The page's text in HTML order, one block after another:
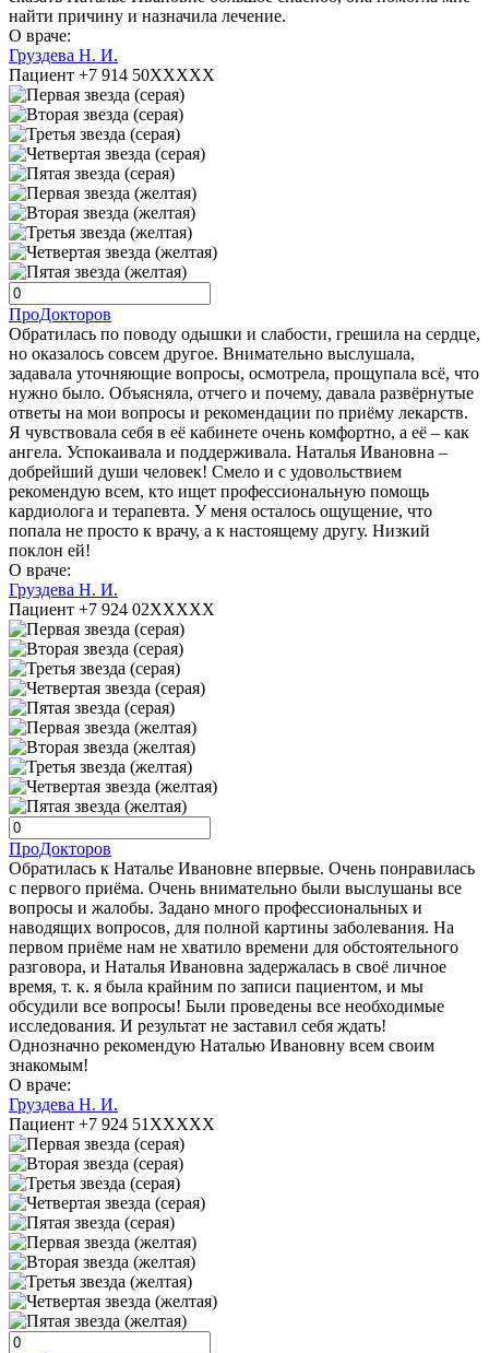
найти причину и назначила лечение.
О враче:
Груздева Н. И.
Пациент +7 914 50XXXXX
ПроДокторов
Обратилась по поводу одышки и слабости, грешила на сердце,
но оказалось совсем другое. Внимательно выслушала,
задавала уточняющие вопросы, осмотрела, прощупала всё, что
нужно было. Объясняла, отчего и почему, давала развёрнутые
ответы на мои вопросы и рекомендации по приёму лекарств.
Я чувствовала себя в её кабинете очень комфортно, а её – как
ангела. Успокаивала и поддерживала. Наталья Ивановна –
добрейший души человек! Смело и с удовольствием
рекомендую всем, кто ищет профессиональную помощь
кардиолога и терапевта. У меня осталось ощущение, что
попала не просто к врачу, а к настоящему другу. Низкий
поклон ей!
О враче:
Груздева Н. И.
Пациент +7 924 02XXXXX
ПроДокторов
Обратилась к Наталье Ивановне впервые. Очень понравилась
с первого приёма. Очень внимательно были выслушаны все
вопросы и жалобы. Задано много профессиональных и
наводящих вопросов, для полной картины заболевания. На
первом приёме нам не хватило времени для обстоятельного
разговора, и Наталья Ивановна задержалась в своё личное
время, т. к. я была крайним по записи пациентом, и мы
обсудили все вопросы! Были проведены все необходимые
исследования. И результат не заставил себя ждать!
Однозначно рекомендую Наталью Ивановну всем своим
знакомым!
О враче:
Груздева Н. И.
Пациент +7 924 51XXXXX